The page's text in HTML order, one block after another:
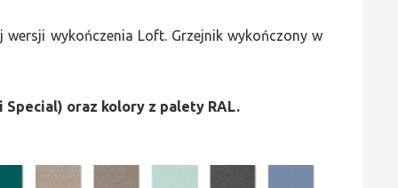
wykończenia Loft. Grzejnik wykończony w
oraz kolory z palety RAL.